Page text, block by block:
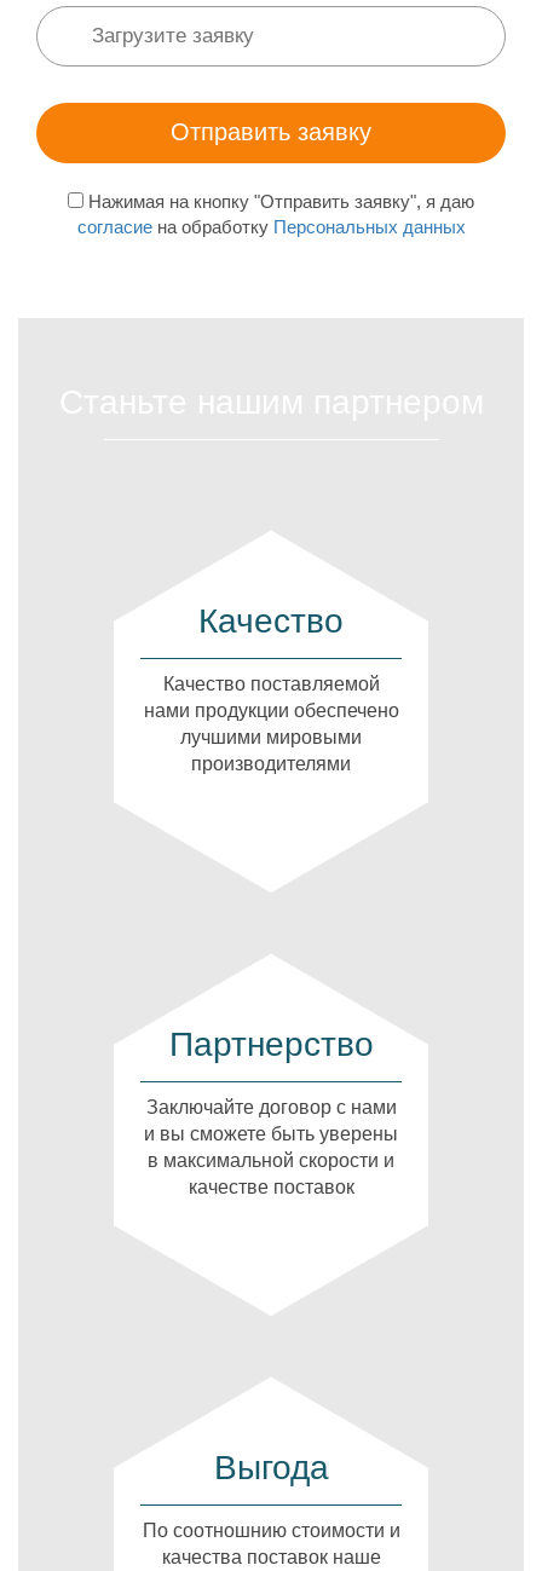
Нажимая на кнопку "Отправить заявку", я даю
согласиена обработку Персональных данных
Качество
Качество поставляемой
нами продукции обеспечено
лучшими мировыми
производителями
Партнерство
Заключайте договор с нами
и вы сможете быть уверены
в максимальной скорости и
качестве поставок
Выгода
По соотношнию стоимости и
качества поставок наше